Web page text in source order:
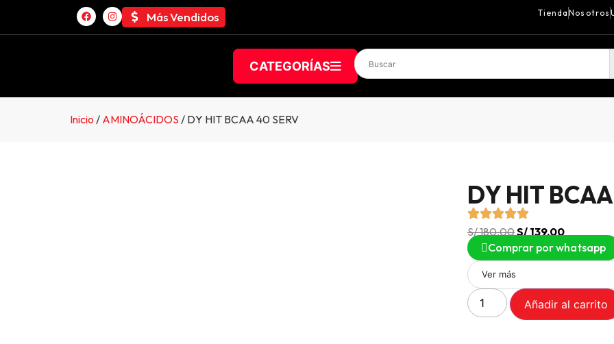
Más Vendidos Tienda Nosotros
CATEGORÍAS
Inicio / AMINOÁCIDOS / DY HIT BCAA 40 SERV
DY HIT
S/180.00S/139.00
Comprar por whatsapp
Ver más
Añadir al carrito